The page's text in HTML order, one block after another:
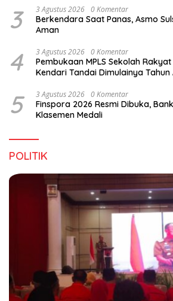
3 3 Agustus 2026 0 Komentar
Berkendara Saat Panas, Asmo
Aman
4 3 Agustus 2026 0 Komentar
Pembukaan MPLS Sekolah
Kendari Tandai Dimulainya
5 3 Agustus 2026 0 Komentar
Finspora 2026 Resmi Dibuka,
Klasemen Medali
POLITIK